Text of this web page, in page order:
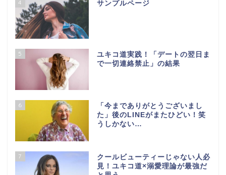
4 サンプルページ
5
ユキコ道実践！「デートの翌日ま
で一切連絡禁止」の結果
6
「今までありがとうございまし
た」後のLINEがまたひどい！笑
うしかない…
7
クールビューティーじゃない人必
見！ユキコ道×溺愛理論が最強だ